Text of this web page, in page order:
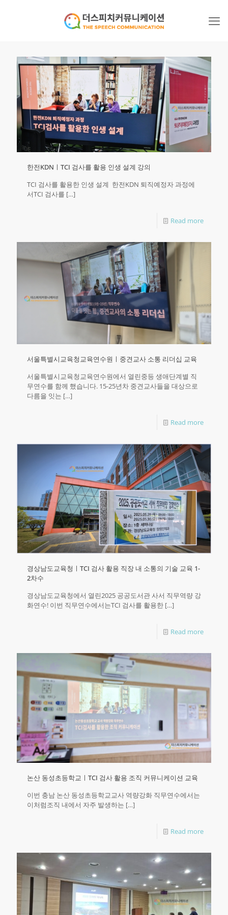
한전KDNㅣTCI 검사를 활용 인생 설계 강의
TCI 검사를 활용한 인생 설계 ​ 한전KDN 퇴직예정자 과정에
서TCI 검사를 […]
Read more
서울특별시교육청교육연수원ㅣ중견교사 소통 리더십 교육
서울특별시교육청교육연수원에서 열린중등 생애단계별 직
무연수를 함께 했습니다.​ 15-25년차 중견교사들을 대상으로
다름을 잇는 […]
Read more
경상남도교육청ㅣTCI 검사 활용 직장 내 소통의 기술 교육 1-
2차수
경상남도교육청에서 열린2025 공공도서관 사서 직무역량 강
화연수!​ 이번 직무연수에서는TCI 검사를 활용한 […]
Read more
논산 동성초등학교ㅣTCI 검사 활용 조직 커뮤니케이션 교육
이번 충남 논산 동성초등학교교사 역량강화 직무연수에서는
이처럼조직 내에서 자주 발생하는 […]
Read more